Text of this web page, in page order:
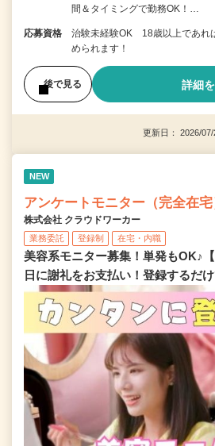
間＆タイミングで勤務OK！…
応募資格
治験未経験OK 18歳以上であれ
められます！
後で見る 詳細
更新日： 2026/
NEW
アンケートモニター（完全在宅
株式会社 クラウドワーカー
業務委託 登録制 在宅・内職
美容系モニター募集！単発もOK♪
日に謝礼をお支払い！登録するだ